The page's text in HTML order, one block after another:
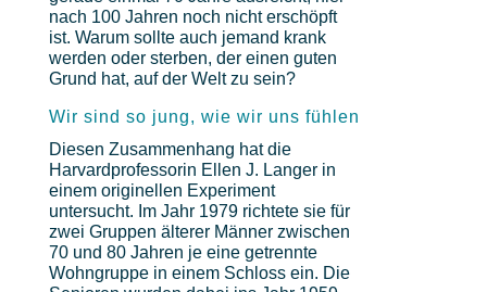
nach 100 Jahren noch nicht erschöpft
ist. Warum sollte auch jemand krank
werden oder sterben, der einen guten
Grund hat, auf der Welt zu sein?
Wir sind so jung, wie wir uns fühlen
Diesen Zusammenhang hat die
Harvardprofessorin Ellen J. Langer in
einem originellen Experiment
untersucht. Im Jahr 1979 richtete sie für
zwei Gruppen älterer Männer zwischen
70 und 80 Jahren je eine getrennte
Wohngruppe in einem Schloss ein. Die